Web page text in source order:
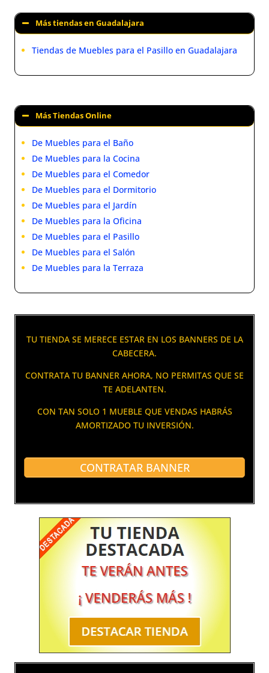
Más tiendas en Guadalajara
Tiendas de Muebles para el Pasillo en Guadalajara
Más Tiendas Online
De Muebles para el Baño
De Muebles para la Cocina
De Muebles para el Comedor
De Muebles para el Dormitorio
De Muebles para el Jardín
De Muebles para la Oficina
De Muebles para el Pasillo
De Muebles para el Salón
De Muebles para la Terraza
TU TIENDA SE MERECE ESTAR EN LOS BANNERS DE LA
CABECERA.
CONTRATA TU BANNER AHORA, NO PERMITAS QUE SE
TE ADELANTEN.
CON TAN SOLO 1 MUEBLE QUE VENDAS HABRÁS
AMORTIZADO TU INVERSIÓN.
CONTRATAR BANNER